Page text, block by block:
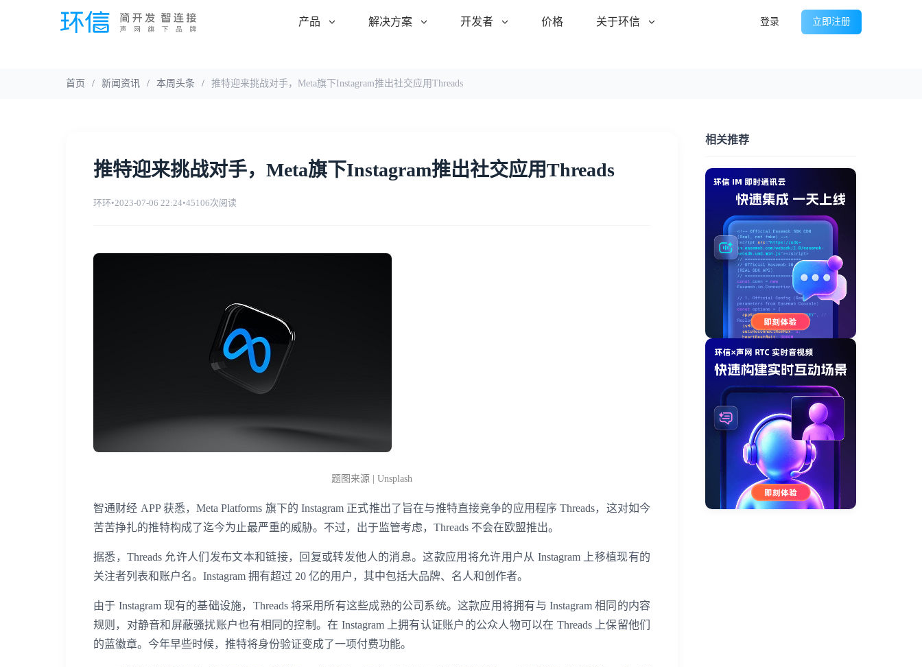
产品 解决方案 开发者 价格 关于环信 登录 立即注册
首页 / 新闻资讯 / 本周头条 / 推特迎来挑战对手，Meta旗下Instagram推出社交应用Threads
推特迎来挑战对手，Meta旗下Instagram推出社交应用Threads
环环•2023-07-06 22:24•45106次阅读
题图来源 | Unsplash
智通财经 APP 获悉，Meta Platforms 旗下的 Instagram 正式推出了旨在与推特直接竞争的应用程序 Threads，这对如今
苦苦挣扎的推特构成了迄今为止最严重的威胁。不过，出于监管考虑，Threads 不会在欧盟推出。
据悉，Threads 允许人们发布文本和链接，回复或转发他人的消息。这款应用将允许用户从 Instagram 上移植现有的
关注者列表和账户名。Instagram 拥有超过 20 亿的用户，其中包括大品牌、名人和创作者。
由于 Instagram 现有的基础设施，Threads 将采用所有这些成熟的公司系统。这款应用将拥有与 Instagram 相同的内容
规则，对静音和屏蔽骚扰账户也有相同的控制。在 Instagram 上拥有认证账户的公众人物可以在 Threads 上保留他们
的蓝徽章。今年早些时候，推特将身份验证变成了一项付费功能。
相关推荐